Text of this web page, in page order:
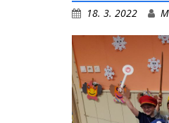
18. 3. 2022